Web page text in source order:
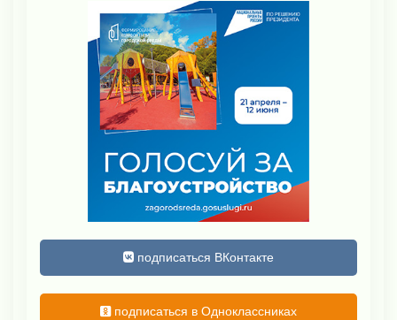
подписаться ВКонтакте
подписаться в Одноклассниках